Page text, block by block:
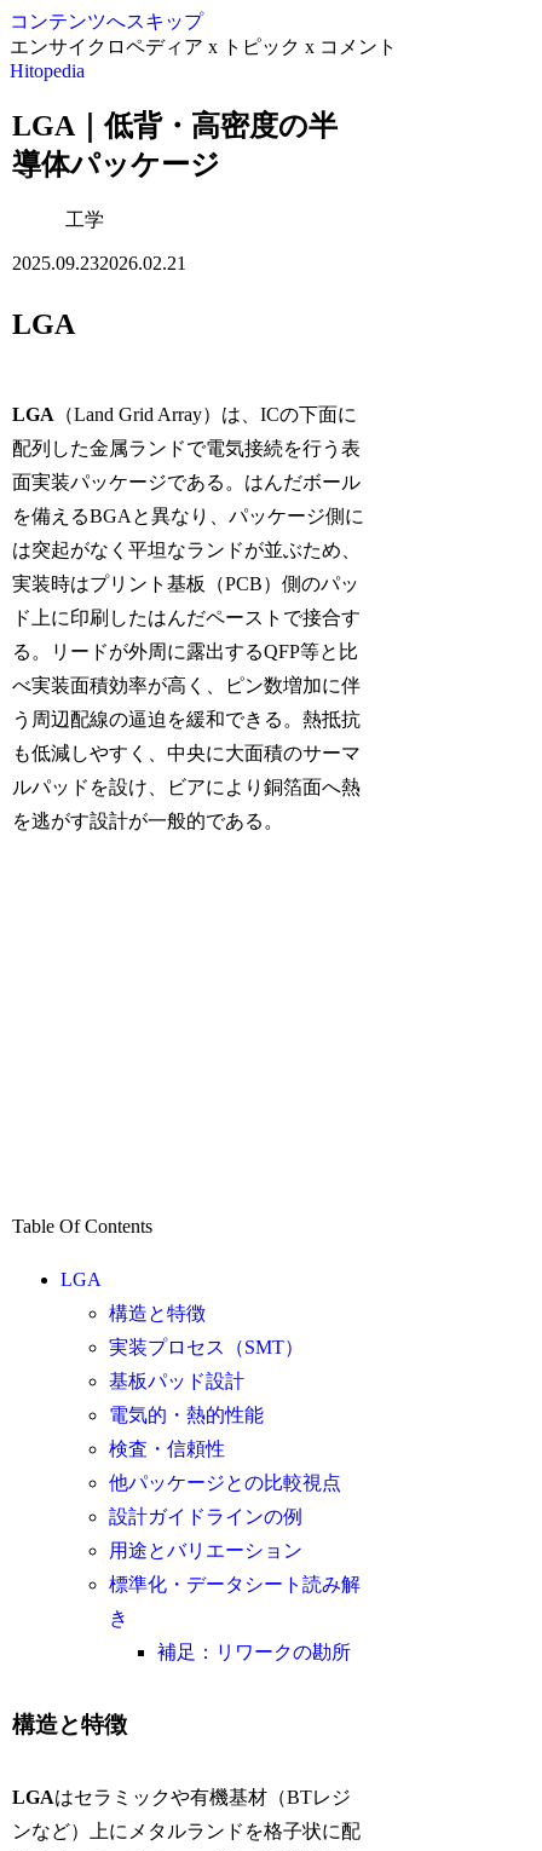
コンテンツへスキップ
エンサイクロペディア x トピック x コメント
Hitopedia
LGA｜低背・高密度の半
導体パッケージ
工学
2025.09.232026.02.21
LGA
LGA （Land Grid Array）は、ICの下面に
配列した金属ランドで電気接続を行う表
面実装パッケージである。はんだボール
を備えるBGAと異なり、パッケージ側に
は突起がなく平坦なランドが並ぶため、
実装時はプリント基板（PCB）側のパッ
ド上に印刷したはんだペーストで接合す
る。リードが外周に露出するQFP等と比
べ実装面積効率が高く、ピン数増加に伴
う周辺配線の逼迫を緩和できる。熱抵抗
も低減しやすく、中央に大面積のサーマ
ルパッドを設け、ビアにより銅箔面へ熱
を逃がす設計が一般的である。
Table Of Contents
LGA
構造と特徴
実装プロセス（SMT）
基板パッド設計
電気的・熱的性能
検査・信頼性
他パッケージとの比較視点
設計ガイドラインの例
用途とバリエーション
標準化・データシート読み解
き
補足：リワークの勘所
構造と特徴
LGAはセラミックや有機基材（BTレジ
ンなど）上にメタルランドを格子状に配